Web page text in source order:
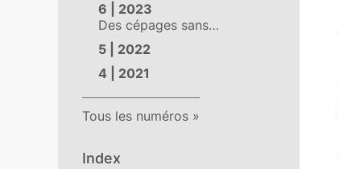
6 | 2023
Des cépages sans…
5 | 2022
4 | 2021
Tous les numéros
Index